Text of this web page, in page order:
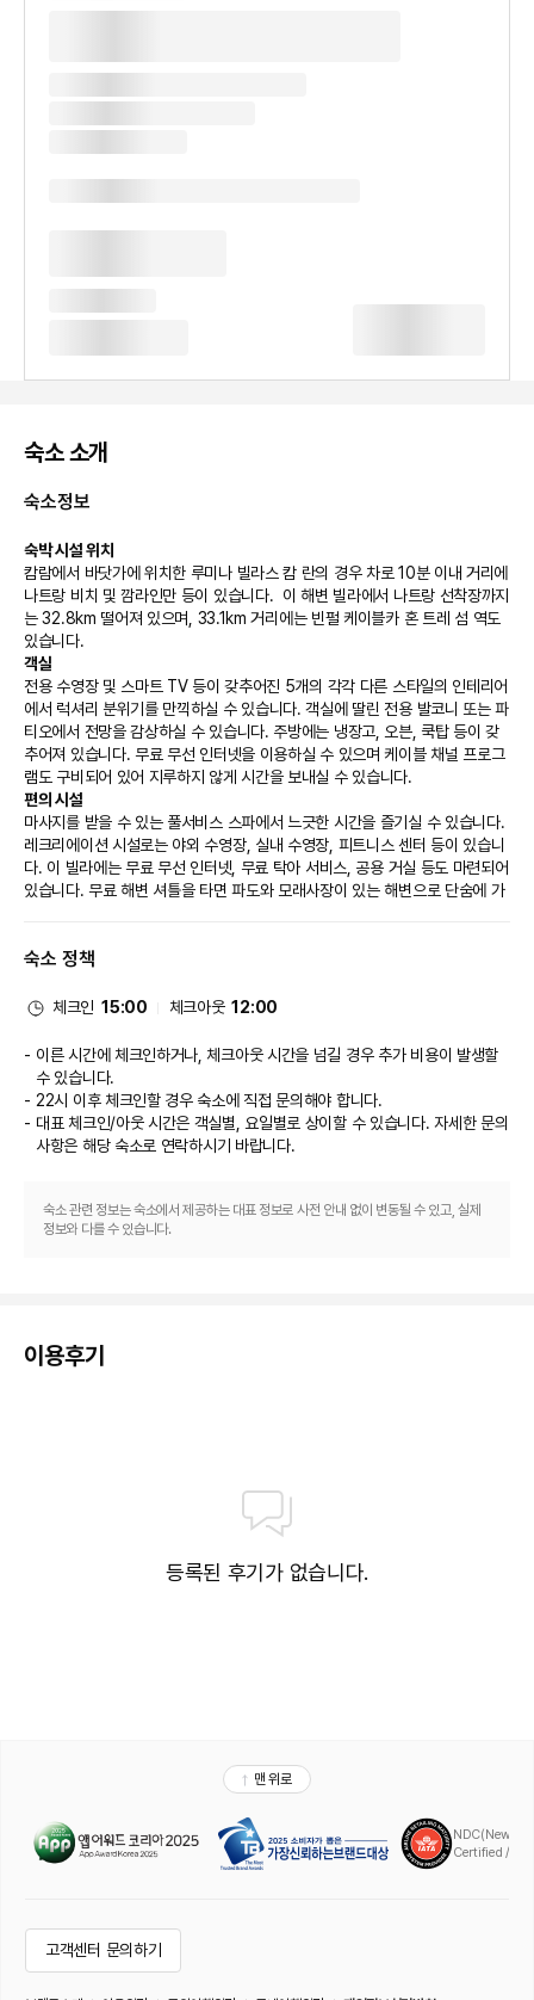
숙소 소개
숙소정보
숙박 시설 위치
캄람에서 바닷가에 위치한 루미나 빌라스 캄 란의 경우 차로 10분 이내 거리에
나트랑 비치 및 깜라인만 등이 있습니다.  이 해변 빌라에서 나트랑 선착장까지
는 32.8km 떨어져 있으며, 33.1km 거리에는 빈펄 케이블카 혼 트레 섬 역도
있습니다.
객실
전용 수영장 및 스마트 TV 등이 갖추어진 5개의 각각 다른 스타일의 인테리어
에서 럭셔리 분위기를 만끽하실 수 있습니다. 객실에 딸린 전용 발코니 또는 파
티오에서 전망을 감상하실 수 있습니다. 주방에는 냉장고, 오븐, 쿡탑 등이 갖
추어져 있습니다. 무료 무선 인터넷을 이용하실 수 있으며 케이블 채널 프로그
램도 구비되어 있어 지루하지 않게 시간을 보내실 수 있습니다.
편의 시설
마사지를 받을 수 있는 풀서비스 스파에서 느긋한 시간을 즐기실 수 있습니다.
레크리에이션 시설로는 야외 수영장, 실내 수영장, 피트니스 센터 등이 있습니
다. 이 빌라에는 무료 무선 인터넷, 무료 탁아 서비스, 공용 거실 등도 마련되어
있습니다. 무료 해변 셔틀을 타면 파도와 모래사장이 있는 해변으로 단숨에 가
빌라 수영장에서 물놀이를 즐긴 후에는 스윔업 바에서 음료를 마시며 느긋하게
이용하실 수 있습니다. LOCALIZE
대표적인 편의 시설과 서비스로는 24시간 운영되는 프런트 데스크, 세탁 시
설, 도서관 등이 있습니다. 시설 내에서 무료 주차 대행 이용이 가능합니다.
숙소 정책
체크인 15:00 체크아웃 12:00
이른 시간에 체크인하거나, 체크아웃 시간을 넘길 경우 추가 비용이 발생할
수 있습니다.
22시 이후 체크인할 경우 숙소에 직접 문의해야 합니다.
대표 체크인/아웃 시간은 객실별, 요일별로 상이할 수 있습니다. 자세한 문의
사항은 해당 숙소로 연락하시기 바랍니다.
숙소 관련 정보는 숙소에서 제공하는 대표 정보로 사전 안내 없이 변동될 수 있고, 실제
정보와 다를 수 있습니다.
이용후기
등록된 후기가 없습니다.